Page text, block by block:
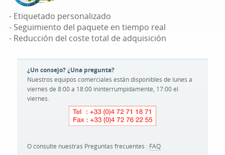
- Etiquetado personalizado
- Seguimiento del paquete en tiempo real
- Reducción del coste total de adquisición
¿Un consejo? ¿Una pregunta?
Nuestros equipos comerciales están disponibles de lunes a
viernes de 8:00 a 18:00 ininterrumpidamente, 17:00 el
viernes.
O consulte nuestras Preguntas frecuentes : FAQ